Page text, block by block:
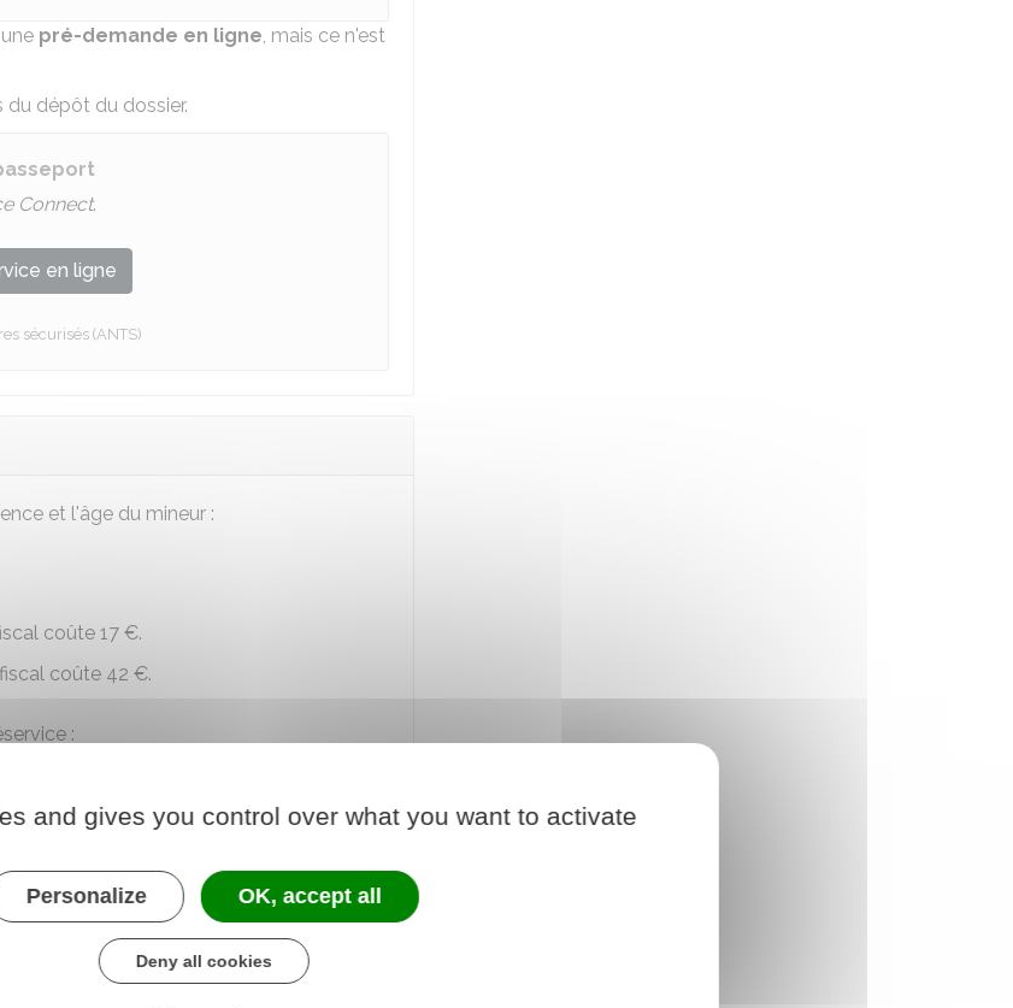
pré-demande en ligne, mais ce n'est
dépôt du dossier.
Connect.
en ligne
sécurisés (ANTS)
et l'âge du mineur :
coûte 17 €.
coûte 42 €.
:
en ligne
and gives you control over what you want to activate
Personalize OK, accept all
Deny all cookies